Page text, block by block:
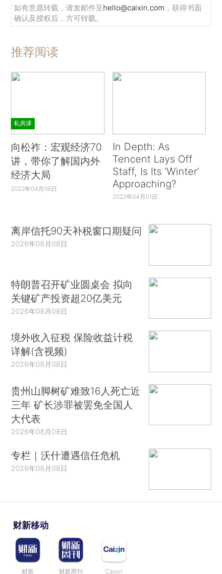
如有意愿转载，请发邮件至hello@caixin.com ，获得书面
确认及授权后，方可转载。
推荐阅读
私房课
向松祚：宏观经济70
讲，带你了解国内外
经济大局
2022年04月06日
In Depth: As
Tencent Lays Off
Staff, Is Its ‘Winter’
Approaching?
2022年04月01日
离岸信托90天补税窗口期疑问
2026年08月08日
特朗普召开矿业圆桌会 拟向
关键矿产投资超20亿美元
2026年08月08日
境外收入征税 保险收益计税
详解(含视频)
2026年08月08日
贵州山脚树矿难致16人死亡近
三年 矿长涉罪被罢免全国人
大代表
2026年08月08日
专栏｜沃什遭遇信任危机
2026年08月08日
财新移动
财新 财新周刊 Caixin